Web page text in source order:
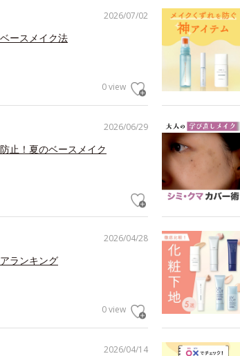
2026/07/02
ースメイク法
0 view
2026/06/29
止！夏のベースメイク
2026/04/28
ランキング
0 view
2026/04/14